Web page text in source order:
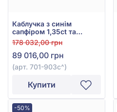
Каблучка з синім
сапфіром 1,35ct та
діамантом 0,16ct з білого
золота 585°, арт. 701-
903с
178 032,00 грн
89 016,00 грн
(арт. 701-903с^)
Купити
-50%